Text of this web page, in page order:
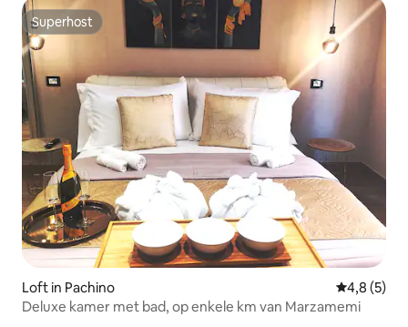
Superhost
Superhost
Loft in Pachino
4,8 (5)
Deluxe kamer met bad, op enkele km van Marzamemi